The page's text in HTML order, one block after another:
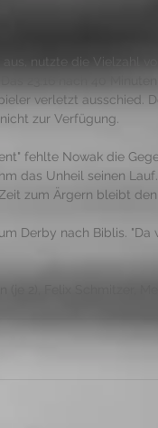
nutzte die Vielzahl
23:16 nach 40
verletzt ausschied.
zur Verfügung.
fehlte Nowak die
das Unheil seinen
zum Ärgern bleibt den
Derby nach Biblis.
2), Felix Schmitzer,